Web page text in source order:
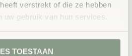
verstrekt of die ze hebben
gebruik van hun services.
TOESTAAN